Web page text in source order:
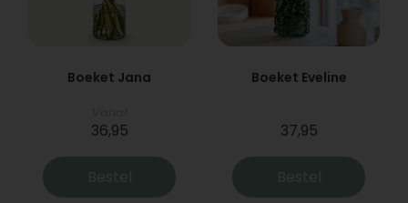
Boeket Jana
36,95
Bestel
Boeket Eveline
37,95
Bestel